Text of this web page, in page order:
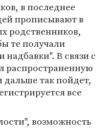
в последнее
прописывают в
родственников,
те получали
В связи с
распространенную
дальше так пойдет,
все
возможность